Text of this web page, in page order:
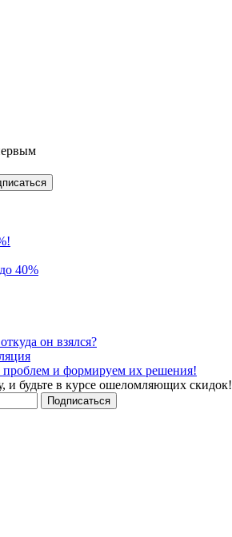
40%
он взялся?
и формируем их решения!
и будьте в курсе ошеломляющих скидок!